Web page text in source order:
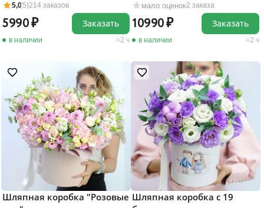
5,0(5)214 заказов
5990
в наличии 2 ч
Заказать
мало оценок2 заказа
10990
в наличии 2 ч
Заказать
Шляпная коробка "Розовые Шляпная коробка с 19